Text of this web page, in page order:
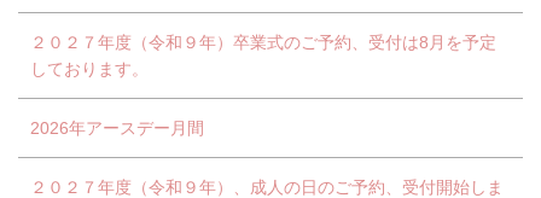
２０２７年度（令和９年）卒業式のご予約、受付は8月を予定
しております。
2026年アースデー月間
２０２７年度（令和９年）、成人の日のご予約、受付開始しま